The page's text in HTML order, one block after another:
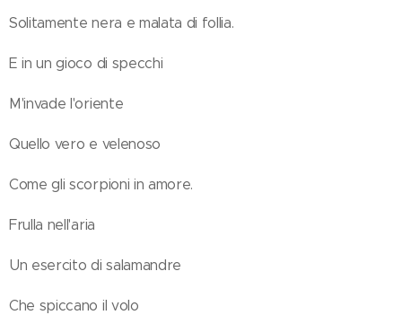
Solitamente nera e malata di follia.
E in un gioco di specchi
M'invade l'oriente
Quello vero e velenoso
Come gli scorpioni in amore.
Frulla nell'aria
Un esercito di salamandre
Che spiccano il volo